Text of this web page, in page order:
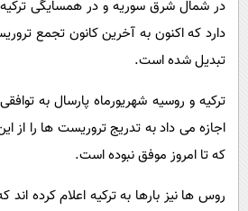
در شمال شرق سوریه و در همسایگی ترکیه
دارد که اکنون به آخرین کانون تجمع
تبدیل شده است.
ترکیه و روسیه شهریورماه پارسال به
اجازه می داد به تدریج تروریست ها را از
که تا امروز موفق نبوده است.
روس ها نیز بارها به ترکیه اعلام کرده